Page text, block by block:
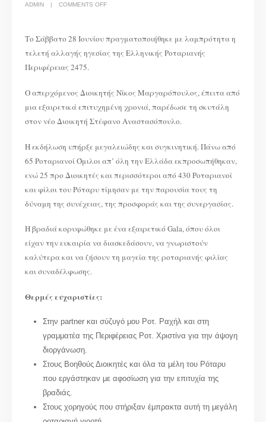
ADMIN COMMENTS OFFON
28
ΙΟΥΝΙΟΥ
2025
–
Το Σάββατο 28 Ιουνίου πραγματοποιήθηκε με λαμπρότητα η
τελετή αλλαγής ηγεσίας της Ελληνικής Ροταριανής
Περιφέρειας 2475.
Ο απερχόμενος Διοικητής Νίκος Μαργαρόπουλος, έπειτα από
μια εξαιρετικά επιτυχημένη χρονιά, παρέδωσε τη σκυτάλη
στον νέο Διοικητή Στέφανο Αναστασόπουλο.
Η εκδήλωση υπήρξε μεγαλειώδης και συγκινητική. Πάνω από
65 Ροταριανοί Όμιλοι απ’ όλη την Ελλάδα εκπροσωπήθηκαν,
ενώ 25 προ Διοικητές και περισσότεροι από 430 Ροταριανοί
και φίλοι του Ρόταρυ τίμησαν με την παρουσία τους τη
δύναμη της συνέχειας, της προσφοράς και της συνεργασίας.
Η βραδιά κορυφώθηκε με ένα εξαιρετικό Gala, όπου όλοι
είχαν την ευκαιρία να διασκεδάσουν, να γνωριστούν
καλύτερα και να ζήσουν τη μαγεία της ροταριανής φιλίας
και συναδέλφωσης.
Θερμές ευχαριστίες:
Στην partner και σύζυγό μου Ροτ. Ραχήλ και στη
γραμματέα της Περιφέρειας Ροτ. Χριστίνα για την άψογη
διοργάνωση.
Στους Βοηθούς Διοικητές και όλα τα μέλη του Ρόταρυ
που εργάστηκαν με αφοσίωση για την επιτυχία της
βραδιάς.
Στους χορηγούς που στήριξαν έμπρακτα αυτή τη μεγάλη